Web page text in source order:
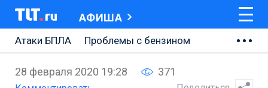
АФИША
Атаки БПЛА
Проблемы с бензином
АВТОВАЗ
28 февраля 2020 19:28 371